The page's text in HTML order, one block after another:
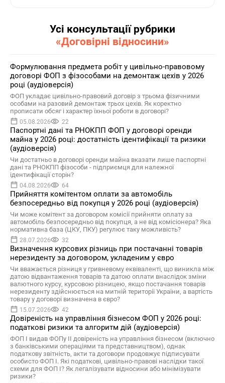
Усі консультації рубрики
«Договірні відносини»
Формулювання предмета робіт у цивільно-правовому
договорі ФОП з фізособами на демонтаж цехів у 2026
році (аудіоверсія)
ФОП укладає цивільно-правовий договір з трьома фізичними
особами на разовий демонтаж трьох цехів. Як коректно
прописати обсяг і характер їхньої роботи в договорі?
05.08.2026 22
Паспортні дані та РНОКПП ФОП у договорі оренди
майна у 2026 році: достатність ідентифікації та ризики
(аудіоверсія)
Чи достатньо в договорі оренди майна вказати лише паспортні
дані та РНОКПП фізособи - підприємця для належної
ідентифікації сторін?
04.08.2026 64
Прийняття комітентом оплати за автомобіль
безпосередньо від покупця у 2026 році (аудіоверсія)
Чи може комітент за договором комісії прийняти оплату за
автомобіль безпосередньо від покупця, а не від комісіонера? Яка
нормативна база (ЦКУ, ПКУ) регулює таку можливість?
28.07.2026 32
Визначення курсових різниць при постачанні товарів
нерезиденту за договором, укладеним у євро
Чи вважається різниця у гривневому еквіваленті, що виникла між
датою відвантаження товарів та датою оплати внаслідок зміни
валютного курсу, курсовою різницею, якщо постачання товарів
нерезиденту здійснюється на митній території України, а вартість
товару у договорі визначена в євро?
15.07.2026 42
Довіреність на управління бізнесом ФОП у 2026 році:
податкові ризики та алгоритм дій (аудіоверсія)
ФОП І видав ФОПу ІІ довіреність на управління бізнесом (включно
з банківськими операціями та представництвом), однак
податкову звітність, акти та договори продовжує підписувати
особисто ФОП І. Які податкові, цивільно-правові наслідки такої
схеми для ФОП І? Як легалізувати відносини або мінімізувати
ризики?